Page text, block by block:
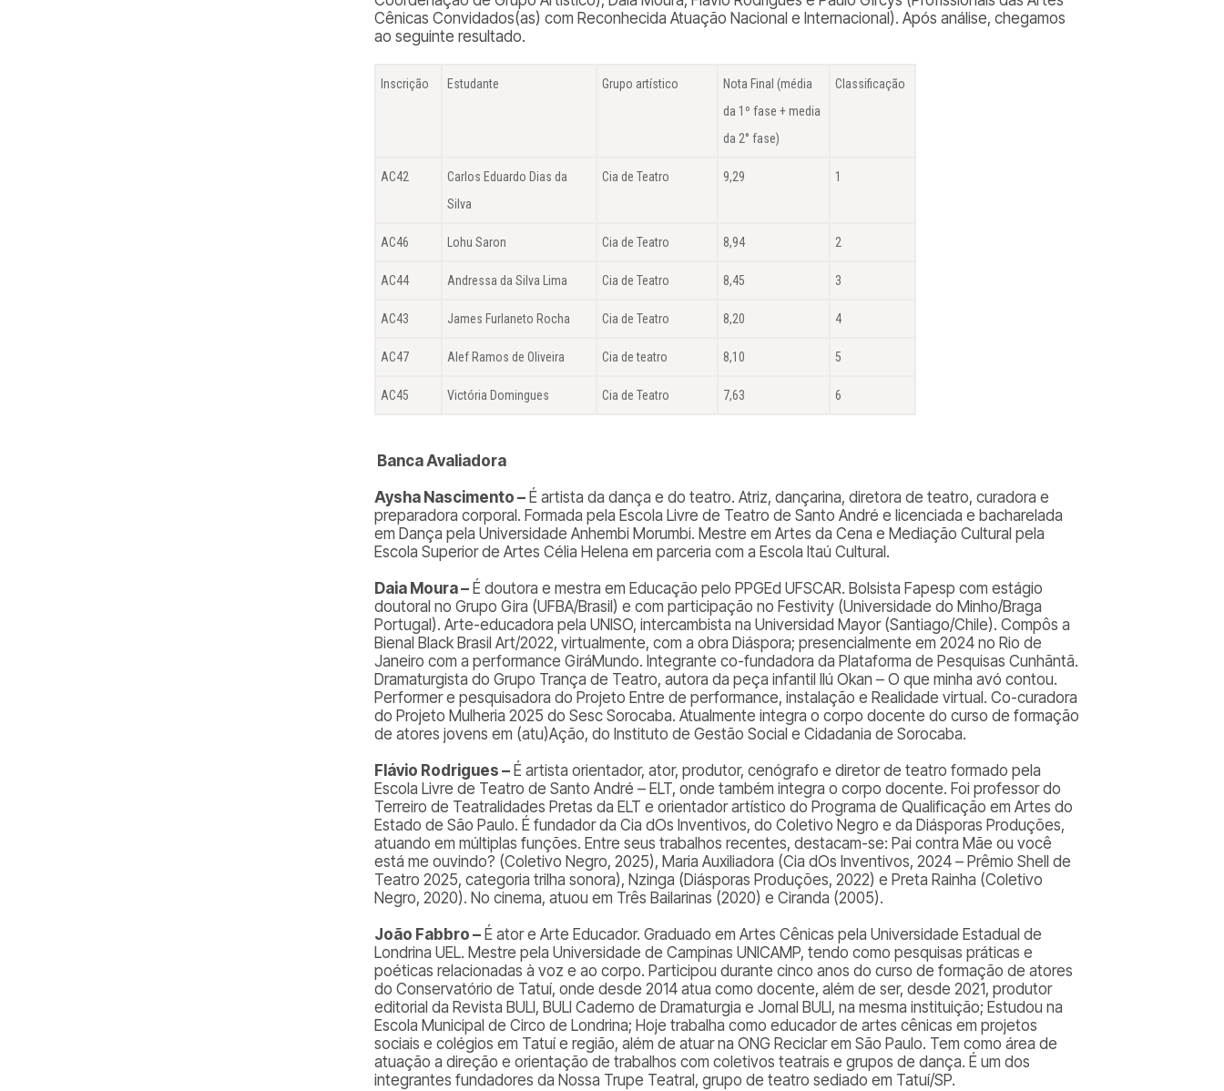
Cênicas Convidados(as) com Reconhecida Atuação Nacional e Internacional). Após análise, chegamos
ao seguinte resultado.
Inscrição Estudante Grupo artístico
Nota Final (média
da 1º fase + media
da 2° fase)
Classificação
AC42
Carlos Eduardo Dias da
Silva
Cia de Teatro 9,29 1
AC46 Lohu Saron Cia de Teatro 8,94 2
AC44 Andressa da Silva Lima Cia de Teatro 8,45 3
AC43 James Furlaneto Rocha Cia de Teatro 8,20 4
AC47 Alef Ramos de Oliveira Cia de teatro 8,10 5
AC45 Victória Domingues Cia de Teatro 7,63 6
Banca Avaliadora
Aysha Nascimento – É artista da dança e do teatro. Atriz, dançarina, diretora de teatro, curadora e
preparadora corporal. Formada pela Escola Livre de Teatro de Santo André e licenciada e bacharelada
em Dança pela Universidade Anhembi Morumbi. Mestre em Artes da Cena e Mediação Cultural pela
Escola Superior de Artes Célia Helena em parceria com a Escola Itaú Cultural.
Daia Moura – É doutora e mestra em Educação pelo PPGEd UFSCAR. Bolsista Fapesp com estágio
doutoral no Grupo Gira (UFBA/Brasil) e com participação no Festivity (Universidade do Minho/Braga
Portugal). Arte-educadora pela UNISO, intercambista na Universidad Mayor (Santiago/Chile). Compôs a
Bienal Black Brasil Art/2022, virtualmente, com a obra Diáspora; presencialmente em 2024 no Rio de
Janeiro com a performance GiráMundo. Integrante co-fundadora da Plataforma de Pesquisas Cunhãntã.
Dramaturgista do Grupo Trança de Teatro, autora da peça infantil Ilú Okan – O que minha avó contou.
Performer e pesquisadora do Projeto Entre de performance, instalação e Realidade virtual. Co-curadora
do Projeto Mulheria 2025 do Sesc Sorocaba. Atualmente integra o corpo docente do curso de formação
de atores jovens em (atu)Ação, do Instituto de Gestão Social e Cidadania de Sorocaba.
Flávio Rodrigues – É artista orientador, ator, produtor, cenógrafo e diretor de teatro formado pela
Escola Livre de Teatro de Santo André – ELT, onde também integra o corpo docente. Foi professor do
Terreiro de Teatralidades Pretas da ELT e orientador artístico do Programa de Qualificação em Artes do
Estado de São Paulo. É fundador da Cia dOs Inventivos, do Coletivo Negro e da Diásporas Produções,
atuando em múltiplas funções. Entre seus trabalhos recentes, destacam-se: Pai contra Mãe ou você
está me ouvindo? (Coletivo Negro, 2025), Maria Auxiliadora (Cia dOs Inventivos, 2024 – Prêmio Shell de
Teatro 2025, categoria trilha sonora), Nzinga (Diásporas Produções, 2022) e Preta Rainha (Coletivo
Negro, 2020). No cinema, atuou em Três Bailarinas (2020) e Ciranda (2005).
João Fabbro – É ator e Arte Educador. Graduado em Artes Cênicas pela Universidade Estadual de
Londrina UEL. Mestre pela Universidade de Campinas UNICAMP, tendo como pesquisas práticas e
poéticas relacionadas à voz e ao corpo. Participou durante cinco anos do curso de formação de atores
do Conservatório de Tatuí, onde desde 2014 atua como docente, além de ser, desde 2021, produtor
editorial da Revista BULI, BULI Caderno de Dramaturgia e Jornal BULI, na mesma instituição; Estudou na
Escola Municipal de Circo de Londrina; Hoje trabalha como educador de artes cênicas em projetos
sociais e colégios em Tatuí e região, além de atuar na ONG Reciclar em São Paulo. Tem como área de
atuação a direção e orientação de trabalhos com coletivos teatrais e grupos de dança. É um dos
integrantes fundadores da Nossa Trupe Teatral, grupo de teatro sediado em Tatuí/SP.